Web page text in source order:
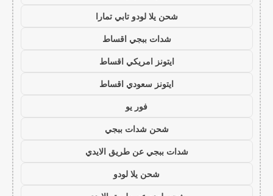
شحن يلا لودو تابي تمارا
شدات ببجي اقساط
ايتونز امريكي اقساط
ايتونز سعودي اقساط
فور يو
شحن شدات ببجي
شدات ببجي عن طريق الايدي
شحن يلا لودو